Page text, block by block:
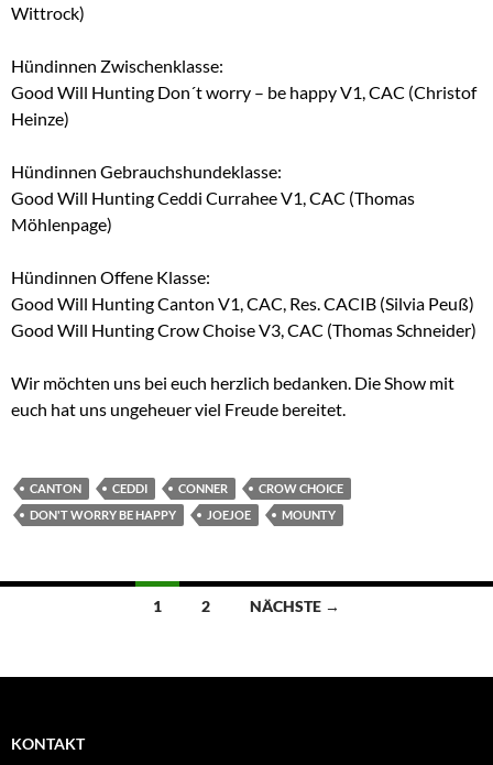
Wittrock)
Hündinnen Zwischenklasse:
Good Will Hunting Don´t worry – be happy V1, CAC (Christof
Heinze)
Hündinnen Gebrauchshundeklasse:
Good Will Hunting Ceddi Currahee V1, CAC (Thomas
Möhlenpage)
Hündinnen Offene Klasse:
Good Will Hunting Canton V1, CAC, Res. CACIB (Silvia Peuß)
Good Will Hunting Crow Choise V3, CAC (Thomas Schneider)
Wir möchten uns bei euch herzlich bedanken. Die Show mit
euch hat uns ungeheuer viel Freude bereitet.
CANTON CEDDI CONNER
CROW CHOICE
DON'T WORRY BE HAPPY
JOEJOE MOUNTY
Beitragsnavigation
1 2 NÄCHSTE →
KONTAKT